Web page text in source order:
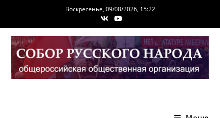
содержимому
Воскресенье, 09/08/2026, 15:22